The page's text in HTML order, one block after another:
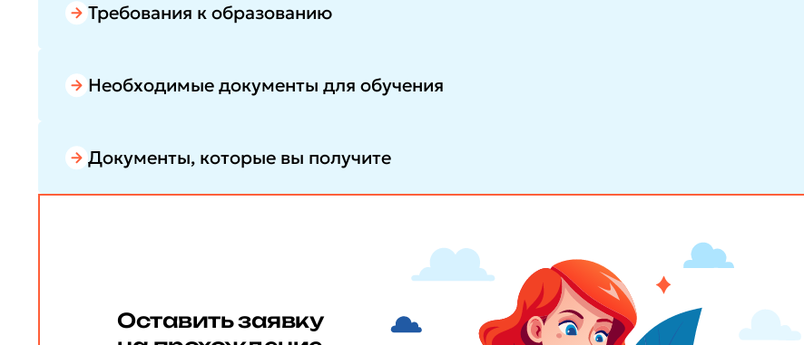
Требования к образованию
Необходимые документы для обучения
Документы, которые вы получите
Оставить заявку